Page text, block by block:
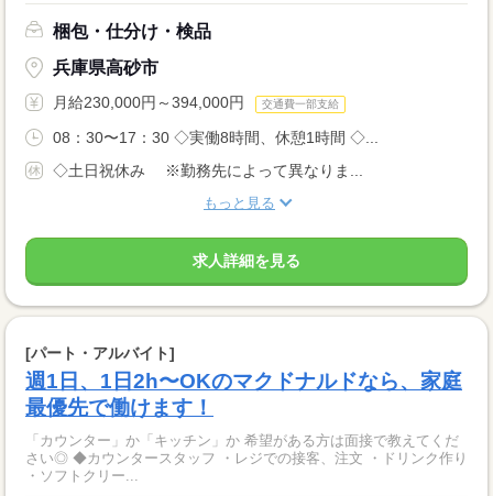
梱包・仕分け・検品
兵庫県高砂市
月給230,000円～394,000円 交通費一部支給
08：30〜17：30 ◇実働8時間、休憩1時間 ◇...
◇土日祝休み ※勤務先によって異なりま...
もっと見る
求人詳細を見る
[パート・アルバイト]
週1日、1日2h〜OKのマクドナルドなら、家庭
最優先で働けます！
「カウンター」か「キッチン」か 希望がある方は面接で教えてくだ
さい◎ ◆カウンタースタッフ ・レジでの接客、注文 ・ドリンク作り
・ソフトクリー...